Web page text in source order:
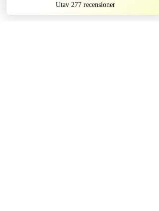
Spökmiddag barn på Sten Sture